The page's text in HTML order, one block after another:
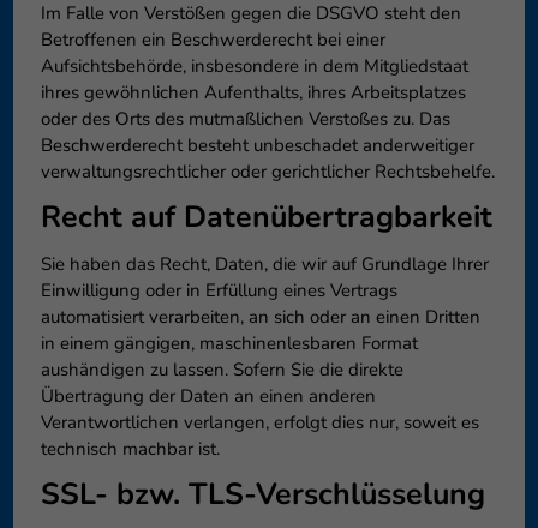
Im Falle von Verstößen gegen die DSGVO steht den
Betroffenen ein Beschwerderecht bei einer
Aufsichtsbehörde, insbesondere in dem Mitgliedstaat
ihres gewöhnlichen Aufenthalts, ihres Arbeitsplatzes
oder des Orts des mutmaßlichen Verstoßes zu. Das
Beschwerderecht besteht unbeschadet anderweitiger
verwaltungsrechtlicher oder gerichtlicher Rechtsbehelfe.
Recht auf Daten­übertrag­barkeit
Sie haben das Recht, Daten, die wir auf Grundlage Ihrer
Einwilligung oder in Erfüllung eines Vertrags
automatisiert verarbeiten, an sich oder an einen Dritten
in einem gängigen, maschinenlesbaren Format
aushändigen zu lassen. Sofern Sie die direkte
Übertragung der Daten an einen anderen
Verantwortlichen verlangen, erfolgt dies nur, soweit es
technisch machbar ist.
SSL- bzw. TLS-Verschlüsselung